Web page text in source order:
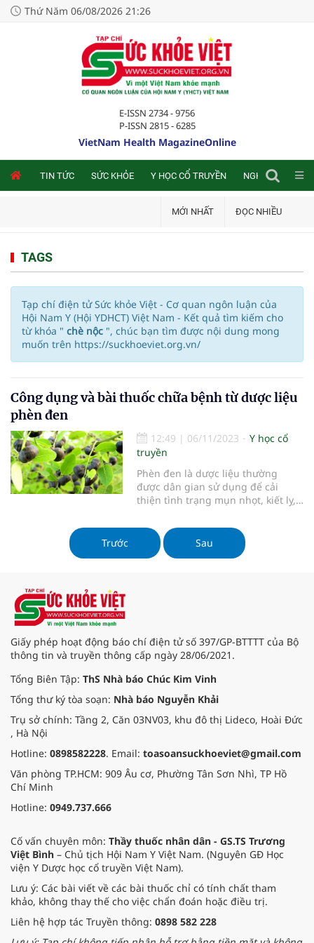
Thứ Năm 06/08/2026 21:26
E-ISSN 2734 - 9756
P-ISSN 2815 - 6285
VietNam Health MagazineOnline
TIN TỨC SỨC KHỎE Y HỌC CỔ TRUYỀN NGHIÊN CỨU
MỚI NHẤT ĐỌC NHIỀU
TAGS
Tạp chí điện tử Sức khỏe Việt - Cơ quan ngôn luận của
Hội Nam Y (Hội YDHCT) Việt Nam - Kết quả tìm kiếm cho
từ khóa " chè nộc ", chúc bạn tìm được nội dung mong
muốn trên https://suckhoeviet.org.vn/
Công dụng và bài thuốc chữa bệnh từ dược liệu
phèn đen
12:49 | 06/11/2023
Y học cổ
truyền
Phèn đen là dược liệu thường
được dân gian sử dụng để cải
thiện tình trạng mụn nhọt, kiết lỵ,
đau răng,…
Trước
Sau
Giấy phép hoạt động báo chí điện tử số 397/GP-BTTTT của Bộ
thông tin và truyền thông cấp ngày 28/06/2021.
Tổng Biên Tập: ThS Nhà báo Chúc Kim Vinh
Tổng thư ký tòa soạn: Nhà báo Nguyễn Khải
Trụ sở chính: Tầng 2, Căn 03NV03, khu đô thị Lideco, Hoài Đức
, Hà Nội
Hotline: 0898582228. Email: toasoansuckhoeviet@gmail.com
Văn phòng TP.HCM: 909 Âu cơ, Phường Tân Sơn Nhì, TP Hồ
Chí Minh
Hotline: 0949.737.666
Cố vấn chuyên môn: Thầy thuốc nhân dân - GS.TS Trương
Việt Bình – Chủ tịch Hội Nam Y Việt Nam. (Nguyên GĐ Học
viện Y Dược học cổ truyền Việt Nam).
Lưu ý: Các bài viết về các bài thuốc chỉ có tính chất tham
khảo, không thay thế cho việc chẩn đoán hoặc điều trị.
Liên hệ hợp tác Truyền thông: 0898 582 228